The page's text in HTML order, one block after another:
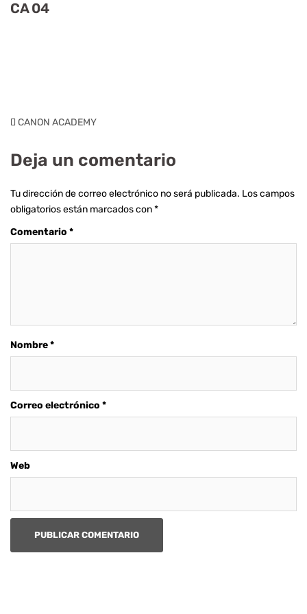
CA 04
CANON ACADEMY
Deja un comentario
Tu dirección de correo electrónico no será publicada. Los campos
obligatorios están marcados con*
Comentario *
Nombre*
Correo electrónico *
Web